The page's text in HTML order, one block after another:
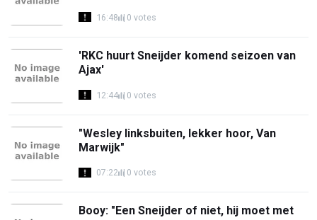
16:48 0 votes
'RKC huurt Sneijder komend seizoen van
Ajax'
12:44 0 votes
"Wesley linksbuiten, lekker hoor, Van
Marwijk"
07:22 0 votes
Booy: "Een Sneijder of niet, hij moet met